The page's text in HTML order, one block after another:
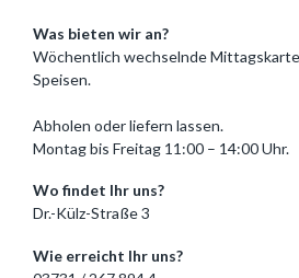
Was bieten wir an?
Wöchentlich wechselnde
Speisen.
Abholen oder liefern lassen.
Montag bis Freitag 11:00 – 14:00 Uhr.
Wo findet Ihr uns?
Dr.-Külz-Straße 3
Wie erreicht Ihr uns?